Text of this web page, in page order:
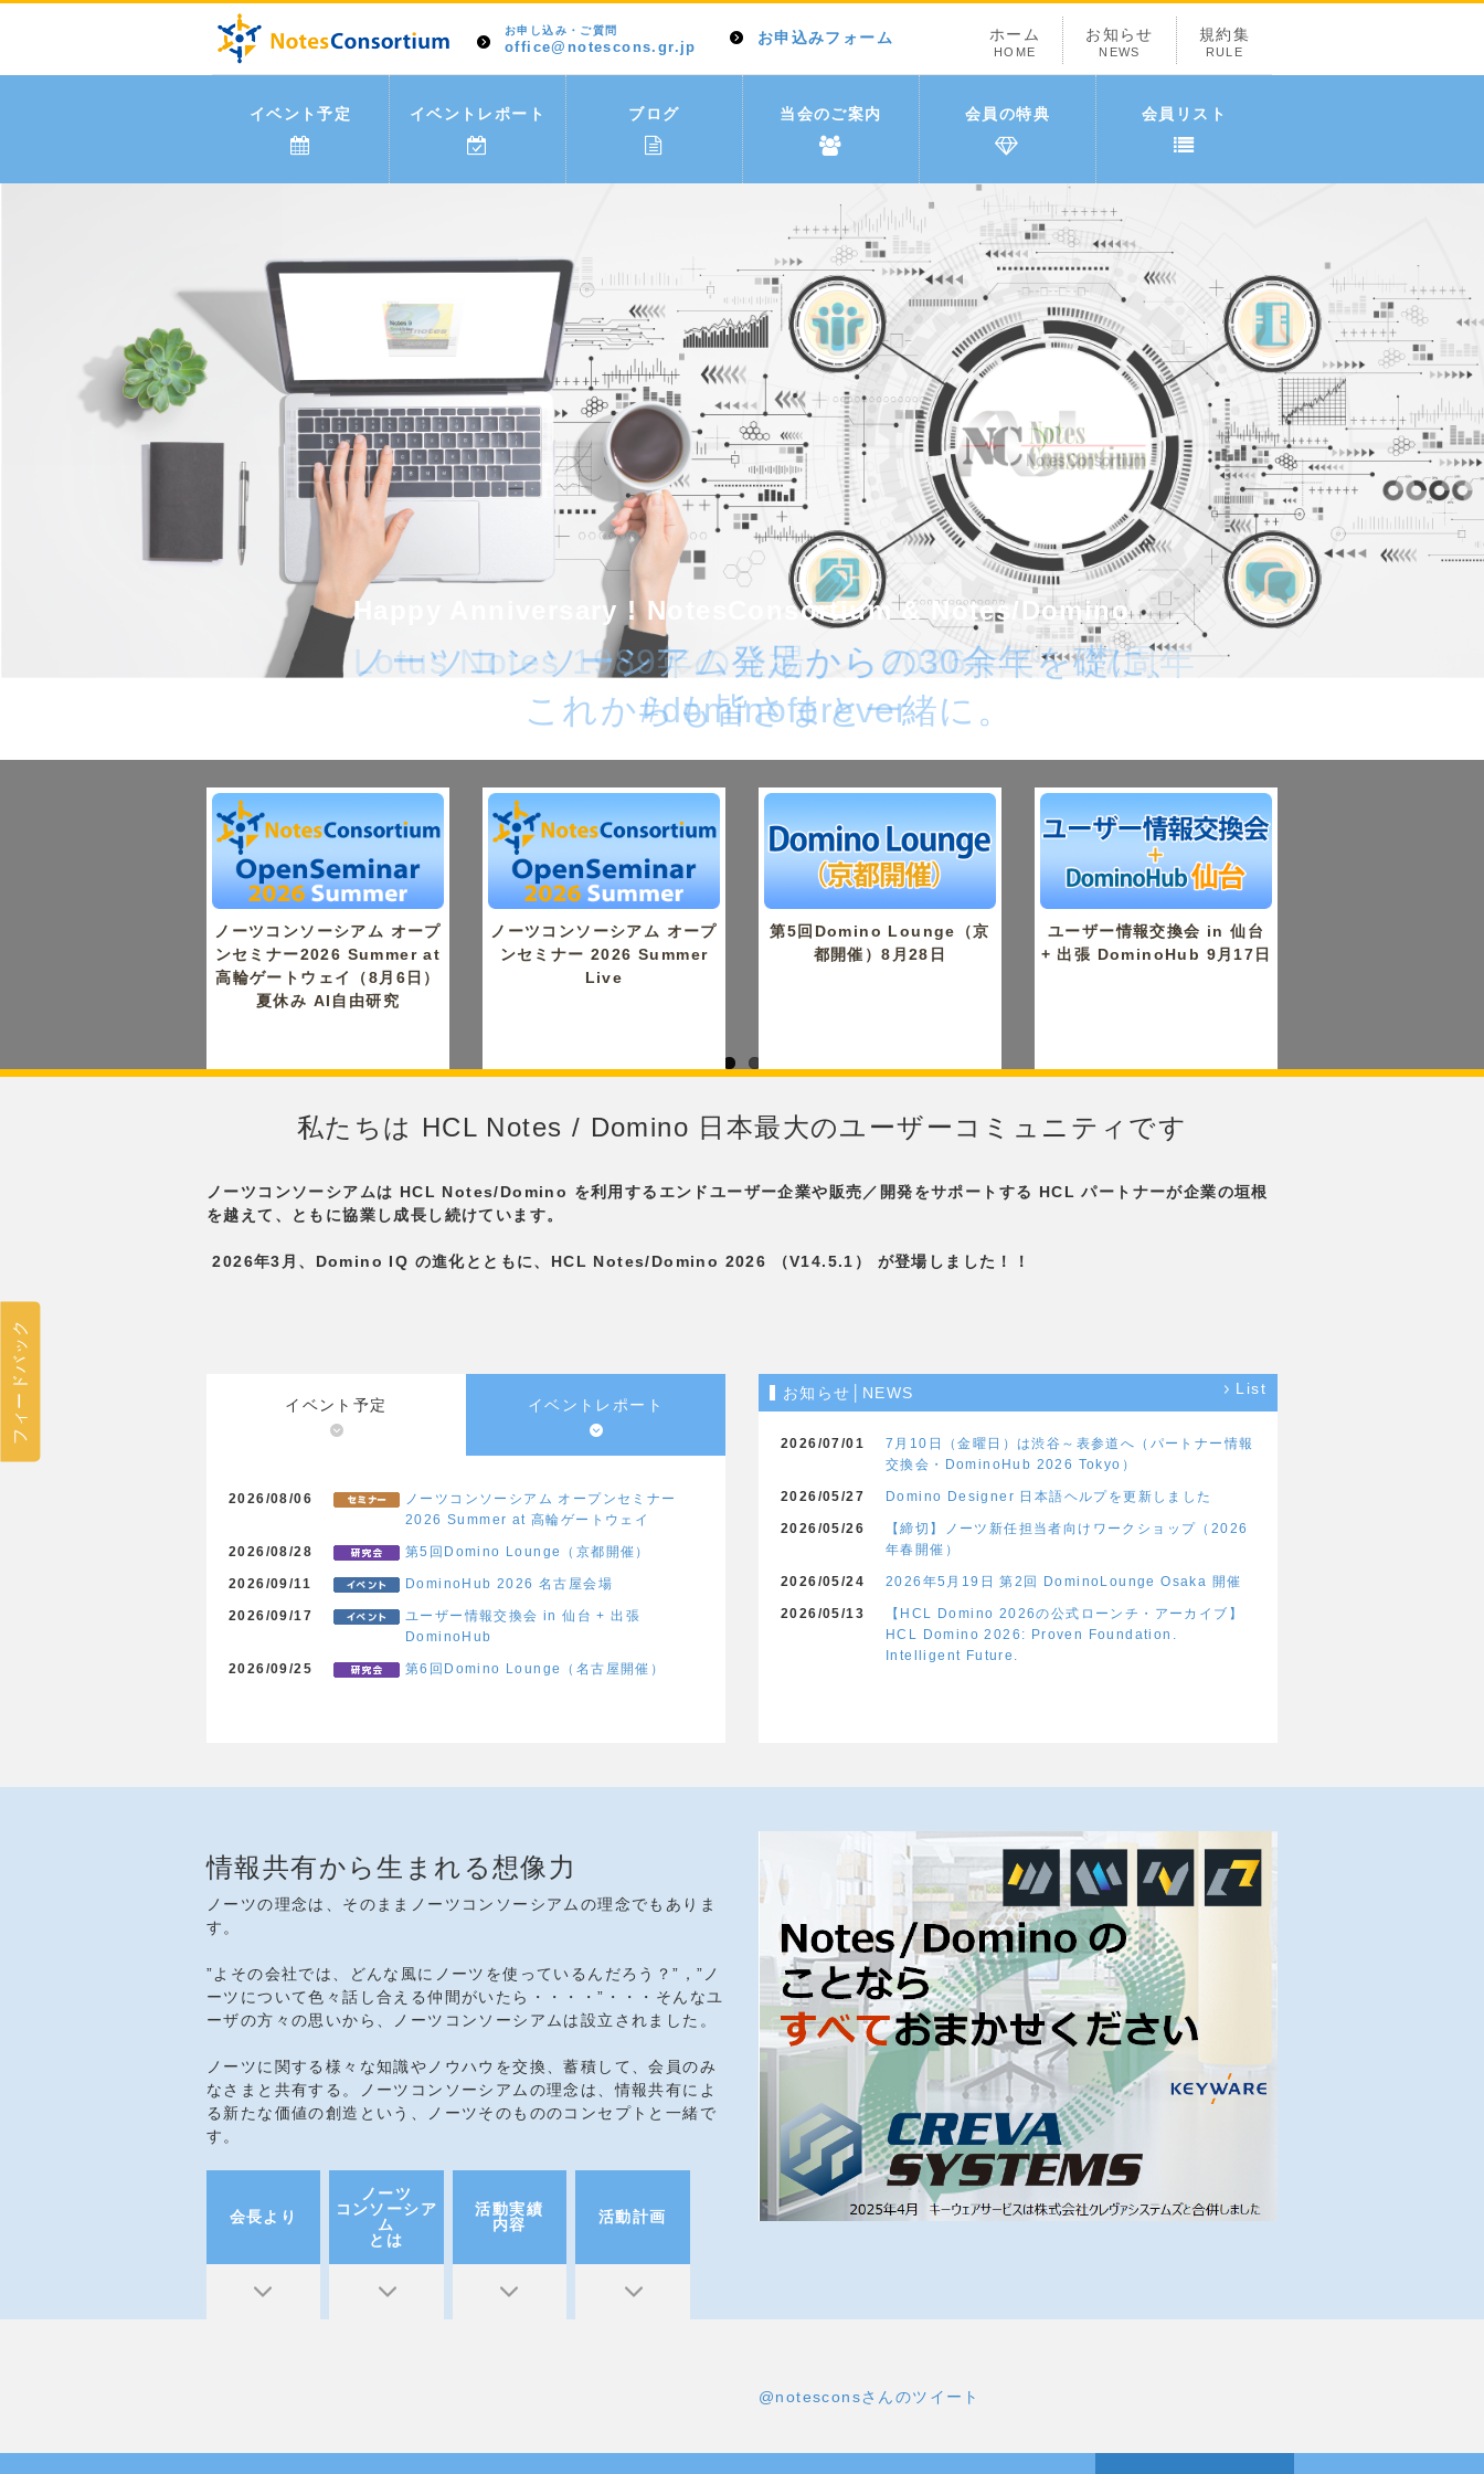
お申し込み・ご質問
office@notescons.gr.jp
お申込みフォーム ホーム
HOME
お知らせ
NEWS
規約集
RULE
イベント予定 イベントレポート ブログ 当会のご案内 会員の特典 会員リスト
Happy Anniversary ! NotesConsortium & Notes/Domino
Lotus Notes 1989年の登場から2026年で、37周年
#dominoforever
Happy Anniversary ! NotesConsortium & Notes/Domino
ノーツコンソーシアム発足からの30余年を礎に、
これからも皆さまと一緒に。
ノーツコンソーシアム オープ
ンセミナー2026 Summer at
高輪ゲートウェイ（8月6日）
夏休み AI自由研究
ノーツコンソーシアム オープ
ンセミナー 2026 Summer
Live
第5回Domino Lounge（京
都開催）8月28日
ユーザー情報交換会 in 仙台
+ 出張 DominoHub 9月17日
私たちは HCL Notes / Domino 日本最大のユーザーコミュニティです
ノーツコンソーシアムは HCL Notes/Domino を利用するエンドユーザー企業や販売／開発をサポートする HCL パートナーが企業の垣根
を越えて、ともに協業し成長し続けています。
2026年3月、Domino IQ の進化とともに、HCL Notes/Domino 2026 （V14.5.1） が登場しました！！
イベント予定 イベントレポート
2026/08/06
ノーツコンソーシアム オープンセミナー
2026 Summer at 高輪ゲートウェイ
2026/08/28 第5回Domino Lounge（京都開催）
2026/09/11 DominoHub 2026 名古屋会場
2026/09/17
ユーザー情報交換会 in 仙台 + 出張
DominoHub
2026/09/25 第6回Domino Lounge（名古屋開催）
お知らせ│NEWS List
2026/07/01
7月10日（金曜日）は渋谷～表参道へ（パートナー情報
交換会・DominoHub 2026 Tokyo）
2026/05/27 Domino Designer 日本語ヘルプを更新しました
2026/05/26
【締切】ノーツ新任担当者向けワークショップ（2026
年春開催）
2026/05/24 2026年5月19日 第2回 DominoLounge Osaka 開催
2026/05/13
【HCL Domino 2026の公式ローンチ・アーカイブ】
HCL Domino 2026: Proven Foundation.
Intelligent Future.
情報共有から生まれる想像力
ノーツの理念は、そのままノーツコンソーシアムの理念でもありま
す。
”よその会社では、どんな風にノーツを使っているんだろう？”，”ノ
ーツについて色々話し合える仲間がいたら・・・・”・・・そんなユ
ーザの方々の思いから、ノーツコンソーシアムは設立されました。
ノーツに関する様々な知識やノウハウを交換、蓄積して、会員のみ
なさまと共有する。ノーツコンソーシアムの理念は、情報共有によ
る新たな価値の創造という、ノーツそのもののコンセプトと一緒で
す。
会長より
ノーツ
コンソーシア
ム
とは
活動実績
内容
活動計画
@notesconsさんのツイート
フィードバック